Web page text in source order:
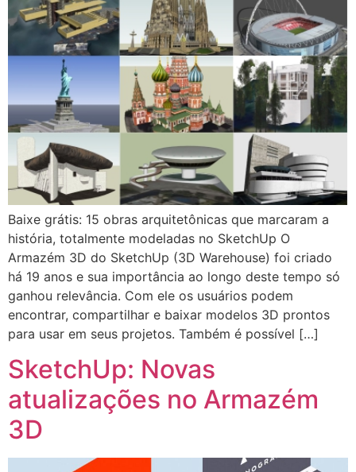
Baixe grátis: 15 obras arquitetônicas que marcaram a
história, totalmente modeladas no SketchUp O
Armazém 3D do SketchUp (3D Warehouse) foi criado
há 19 anos e sua importância ao longo deste tempo só
ganhou relevância. Com ele os usuários podem
encontrar, compartilhar e baixar modelos 3D prontos
para usar em seus projetos. Também é possível […]
SketchUp: Novas
atualizações no Armazém
3D